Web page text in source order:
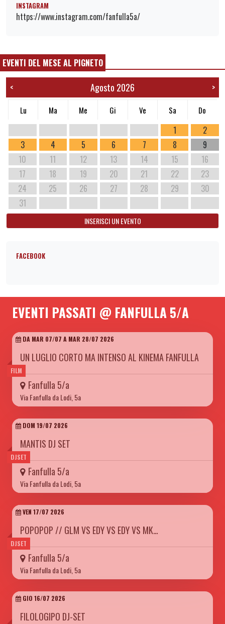
INSTAGRAM
https://www.instagram.com/fanfulla5a/
EVENTI DEL MESE AL PIGNETO
< Agosto 2026 >
Lu Ma Me Gi Ve Sa Do
1
2
3
4 5 6 7 8
9
10
11 12 13 14 15
16
17
18 19 20 21 22
23
24
25 26 27 28 29
30
31
INSERISCI UN EVENTO
FACEBOOK
EVENTI PASSATI @ FANFULLA 5/A
FILM
DA MAR 07/07 A MAR 28/07 2026
UN LUGLIO CORTO MA INTENSO AL KINEMA FANFULLA
Fanfulla 5/a
Via Fanfulla da Lodi, 5a
DJSET
DOM 19/07 2026
MANTIS DJ SET
Fanfulla 5/a
Via Fanfulla da Lodi, 5a
DJSET
VEN 17/07 2026
POPOPOP // GLM VS EDY VS EDY VS MK…
Fanfulla 5/a
Via Fanfulla da Lodi, 5a
GIO 16/07 2026
FILOLOGIPO DJ-SET